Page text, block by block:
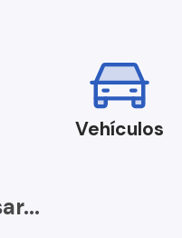
Vehículos